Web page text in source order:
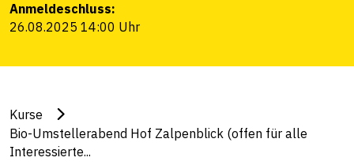
Anmeldeschluss:
26.08.2025 14:00 Uhr
Kurse
Bio-Umstellerabend Hof Zalpenblick (offen für alle
Interessierte...